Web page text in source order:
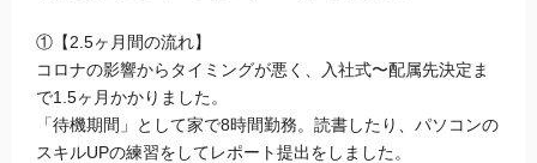
①【2.5ヶ月間の流れ】
コロナの影響からタイミングが悪く、入社式〜配属先決定ま
で1.5ヶ月かかりました。
「待機期間」として家で8時間勤務。読書したり、パソコンの
スキルUPの練習をしてレポート提出をしました。